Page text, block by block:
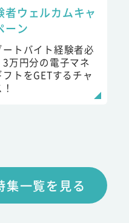
者ウェルカムキャ
ーン
ートバイト経験者必
3万円分の電子マネ
フトをGETするチャ
集一覧を見る